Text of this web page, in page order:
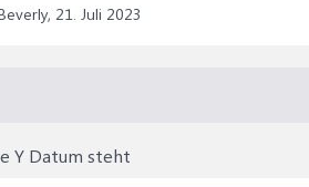
21. Juli 2023
Y Datum steht